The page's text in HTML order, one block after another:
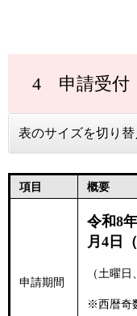
4 申請受付
表のサイズを切り替
項目 概要
申請期間
令和8
月4日
（土曜
※西暦奇